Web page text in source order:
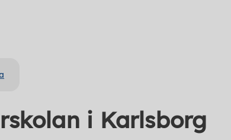
i Karlsborg